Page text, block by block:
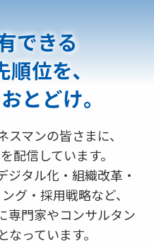
できる
順位を､
とどけ｡
マンの皆さまに、
配信しています。
ジタル化・組織改革・
グ・採用戦略など、
専門家やコンサルタン
なっています。